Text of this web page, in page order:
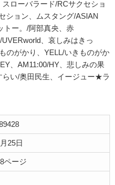
ローバラード/RCサクセショ
ション、ムスタング/ASIAN
トー。/阿部真央、赤
、哀しみはきっ
のがかり、YELL/いきものがか
、AM11:00/HY、悲しみの果
い/奥田民生、イージュー★ラ
25日
ページ